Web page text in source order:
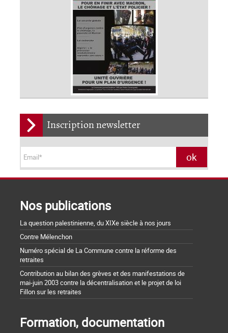
Inscription newsletter
Nos publications
La question palestinienne, du XIXe siècle à nos jours
Contre Mélenchon
Numéro spécial de La Commune contre la réforme des
retraites
Contribution au bilan des grèves et des manifestations de
mai-juin 2003 contre la décentralisation et le projet de loi
Fillon sur les retraites
Formation, documentation